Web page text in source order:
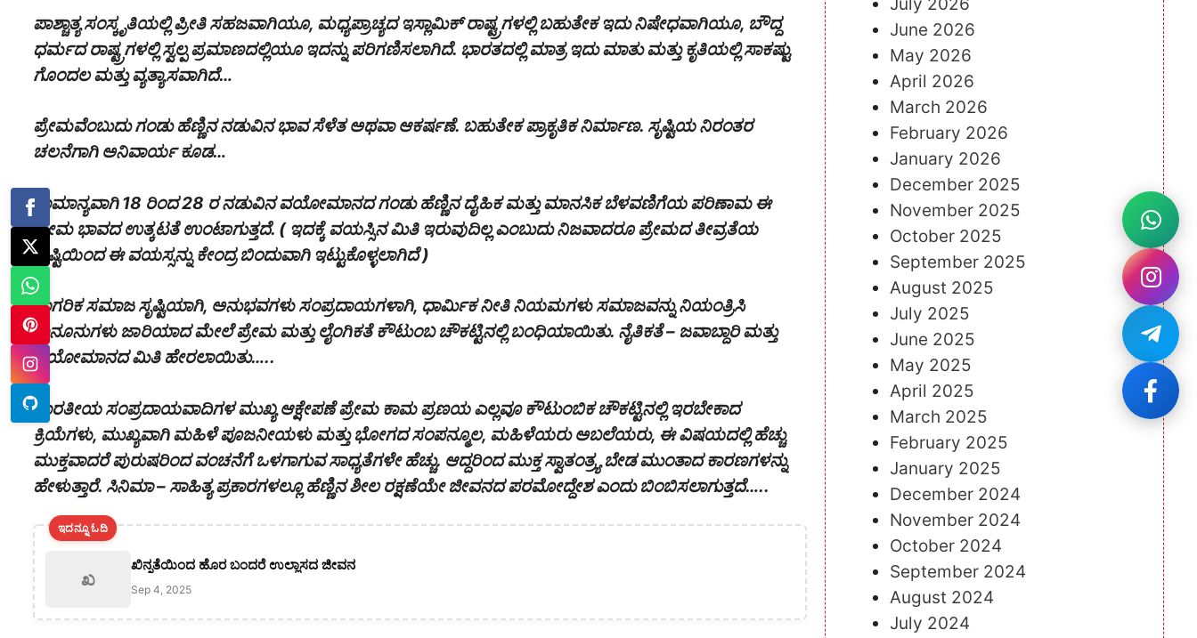
ಪಾಶ್ಚಾತ್ಯ ಸಂಸ್ಕೃತಿಯಲ್ಲಿ ಪ್ರೀತಿ ಸಹಜವಾಗಿಯೂ, ಮಧ್ಯಪ್ರಾಚ್ಯದ ಇಸ್ಲಾಮಿಕ್ ರಾಷ್ಟ್ರಗಳಲ್ಲಿ ಬಹುತೇಕ ಇದು ನಿಷೇಧವಾಗಿಯೂ, ಬೌದ್ದ
ಧರ್ಮದ ರಾಷ್ಟ್ರಗಳಲ್ಲಿ ಸ್ವಲ್ಪ ಪ್ರಮಾಣದಲ್ಲಿಯೂ ಇದನ್ನು ಪರಿಗಣಿಸಲಾಗಿದೆ. ಭಾರತದಲ್ಲಿ ಮಾತ್ರ ಇದು ಮಾತು ಮತ್ತು ಕೃತಿಯಲ್ಲಿ ಸಾಕಷ್ಟು
ಗೊಂದಲ ಮತ್ತು ವ್ಯತ್ಯಾಸವಾಗಿದೆ…
ಪ್ರೇಮವೆಂಬುದು ಗಂಡು ಹೆಣ್ಣಿನ ನಡುವಿನ ಭಾವ ಸೆಳೆತ ಅಥವಾ ಆಕರ್ಷಣೆ. ‌ಬಹುತೇಕ ಪ್ರಾಕೃತಿಕ ನಿರ್ಮಾಣ. ಸೃಷ್ಟಿಯ ನಿರಂತರ
ಚಲನೆಗಾಗಿ ಅನಿವಾರ್ಯ ಕೂಡ…
ಸಾಮಾನ್ಯವಾಗಿ 18 ರಿಂದ 28 ರ ನಡುವಿನ ವಯೋಮಾನದ ಗಂಡು ಹೆಣ್ಣಿನ ದೈಹಿಕ ಮತ್ತು ಮಾನಸಿಕ ಬೆಳವಣಿಗೆಯ ಪರಿಣಾಮ ಈ
ಪ್ರೇಮ ಭಾವದ ಉತ್ಕಟತೆ ಉಂಟಾಗುತ್ತದೆ. ( ಇದಕ್ಕೆ ವಯಸ್ಸಿನ ಮಿತಿ ಇರುವುದಿಲ್ಲ ಎಂಬುದು ನಿಜವಾದರೂ ಪ್ರೇಮದ ತೀವ್ರತೆಯ
ದೃಷ್ಟಿಯಿಂದ ಈ ವಯಸ್ಸನ್ನು ಕೇಂದ್ರ ಬಿಂದುವಾಗಿ ಇಟ್ಟುಕೊಳ್ಳಲಾಗಿದೆ )
ನಾಗರಿಕ ಸಮಾಜ ಸೃಷ್ಟಿಯಾಗಿ, ಅನುಭವಗಳು ಸಂಪ್ರದಾಯಗಳಾಗಿ, ಧಾರ್ಮಿಕ ನೀತಿ ನಿಯಮಗಳು ಸಮಾಜವನ್ನು ನಿಯಂತ್ರಿಸಿ
ಕಾನೂನುಗಳು ಜಾರಿಯಾದ ಮೇಲೆ ಪ್ರೇಮ ಮತ್ತು ಲೈಂಗಿಕತೆ ಕೌಟುಂಬ ಚೌಕಟ್ಟಿನಲ್ಲಿ ಬಂಧಿಯಾಯಿತು. ನೈತಿಕತೆ – ಜವಾಬ್ದಾರಿ ಮತ್ತು
ವಯೋಮಾನದ ಮಿತಿ ಹೇರಲಾಯಿತು…..
ಭಾರತೀಯ ಸಂಪ್ರದಾಯವಾದಿಗಳ ಮುಖ್ಯ ಆಕ್ಷೇಪಣೆ ಪ್ರೇಮ ಕಾಮ ಪ್ರಣಯ ಎಲ್ಲವೂ ಕೌಟುಂಬಿಕ ಚೌಕಟ್ಟಿನಲ್ಲಿ ಇರಬೇಕಾದ
ಕ್ರಿಯೆಗಳು, ಮುಖ್ಯವಾಗಿ ಮಹಿಳೆ ಪೂಜನೀಯಳು ಮತ್ತು ಭೋಗದ ಸಂಪನ್ಮೂಲ, ಮಹಿಳೆಯರು ಅಬಲೆಯರು, ಈ ವಿಷಯದಲ್ಲಿ ಹೆಚ್ಚು
ಮುಕ್ತವಾದರೆ ಪುರುಷರಿಂದ ವಂಚನೆಗೆ ಒಳಗಾಗುವ ಸಾಧ್ಯತೆಗಳೇ ಹೆಚ್ಚು. ಆದ್ದರಿಂದ ಮುಕ್ತ ಸ್ವಾತಂತ್ರ್ಯ ಬೇಡ ಮುಂತಾದ ಕಾರಣಗಳನ್ನು
ಹೇಳುತ್ತಾರೆ. ಸಿನಿಮಾ – ಸಾಹಿತ್ಯ ಪ್ರಕಾರಗಳಲ್ಲೂ ಹೆಣ್ಣಿನ ಶೀಲ ರಕ್ಷಣೆಯೇ ಜೀವನದ ಪರಮೋದ್ದೇಶ ಎಂದು ಬಿಂಬಿಸಲಾಗುತ್ತದೆ…..
ಇದನ್ನೂ ಓದಿ
ಖ
ಖಿನ್ನತೆಯಿಂದ ಹೊರ ಬಂದರೆ ಉಲ್ಲಾಸದ ಜೀವನ
Sep 4, 2025
July 2026
June 2026
May 2026
April 2026
March 2026
February 2026
January 2026
December 2025
November 2025
October 2025
September 2025
August 2025
July 2025
June 2025
May 2025
April 2025
March 2025
February 2025
January 2025
December 2024
November 2024
October 2024
September 2024
August 2024
July 2024